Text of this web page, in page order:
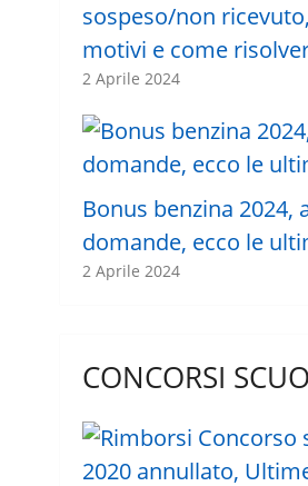
sospeso/non
motivi e come
2 Aprile 2024
Bonus benzina 2024,
domande, ecco le
2 Aprile 2024
CONCORSI